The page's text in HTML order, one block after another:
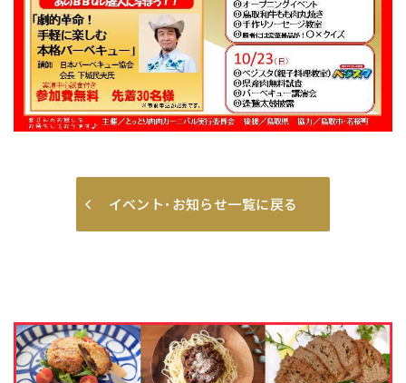
イベント･お知らせ一覧に戻る